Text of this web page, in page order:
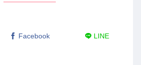
Facebook LINE